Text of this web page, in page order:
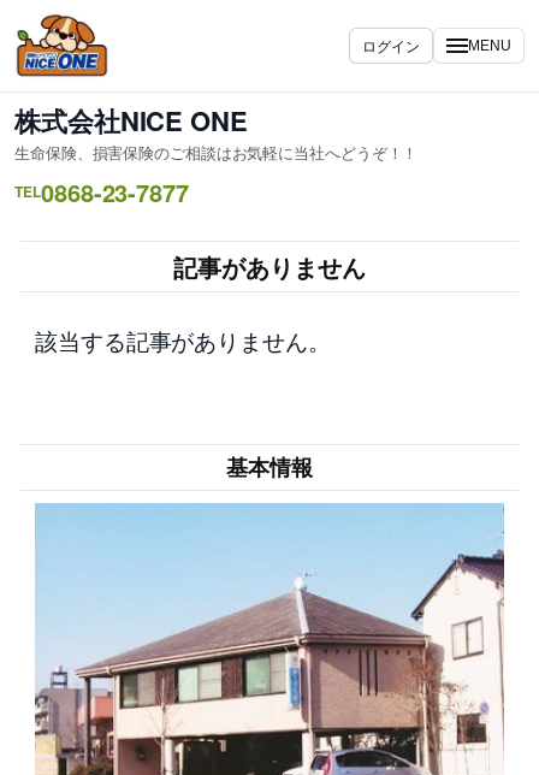
容
を
ス
キ
ッ
プ
ログイン MENU
株式会社NICE ONE
生命保険、損害保険のご相談はお気軽に当社へどうぞ！！
TEL0868-23-7877
記事がありません
該当する記事がありません。
基本情報